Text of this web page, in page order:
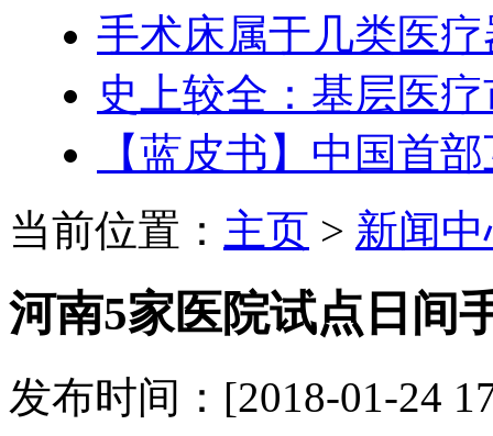
手术床属于几类医
史上较全：基层医
【蓝皮书】中国首
当前位置： 主页 > 新闻
河南5家医院试点日间
发布时间：[2018-01-24